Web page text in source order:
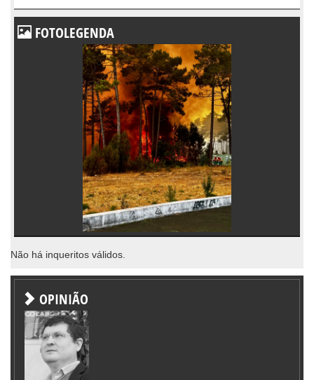
FOTOLEGENDA
Não há inqueritos válidos.
OPINIÃO